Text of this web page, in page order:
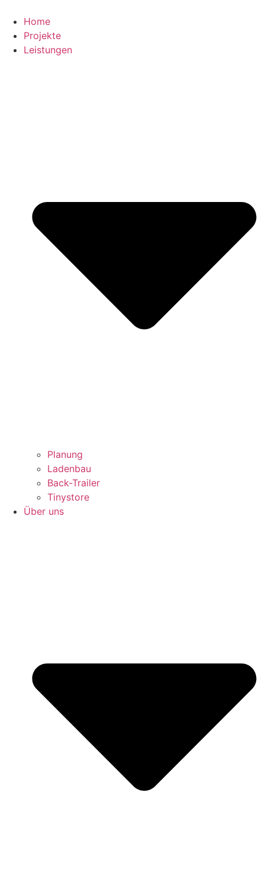
Inhalt
springen
Home
Projekte
Leistungen
Planung
Ladenbau
Back-Trailer
Tinystore
Über uns